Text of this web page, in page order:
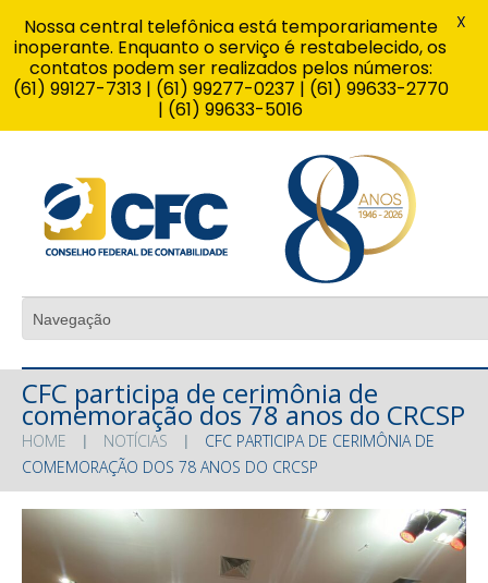
CFC participa de cerimônia de
comemoração dos 78 anos do CRCSP
HOME NOTÍCIAS
CFC PARTICIPA DE CERIMÔNIA DE
COMEMORAÇÃO DOS 78 ANOS DO CRCSP
Nossa central telefônica está temporariamente
inoperante. Enquanto o serviço é restabelecido, os
contatos podem ser realizados pelos números:
(61) 99127-7313 | (61) 99277-0237 | (61) 99633-2770
| (61) 99633-5016
X